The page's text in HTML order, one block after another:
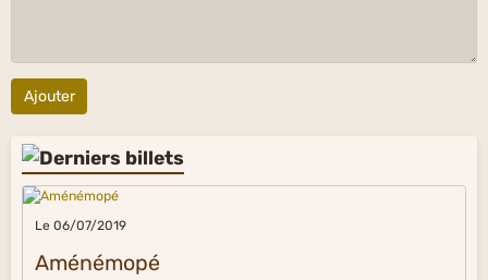
Ajouter
Le 06/07/2019
Aménémopé